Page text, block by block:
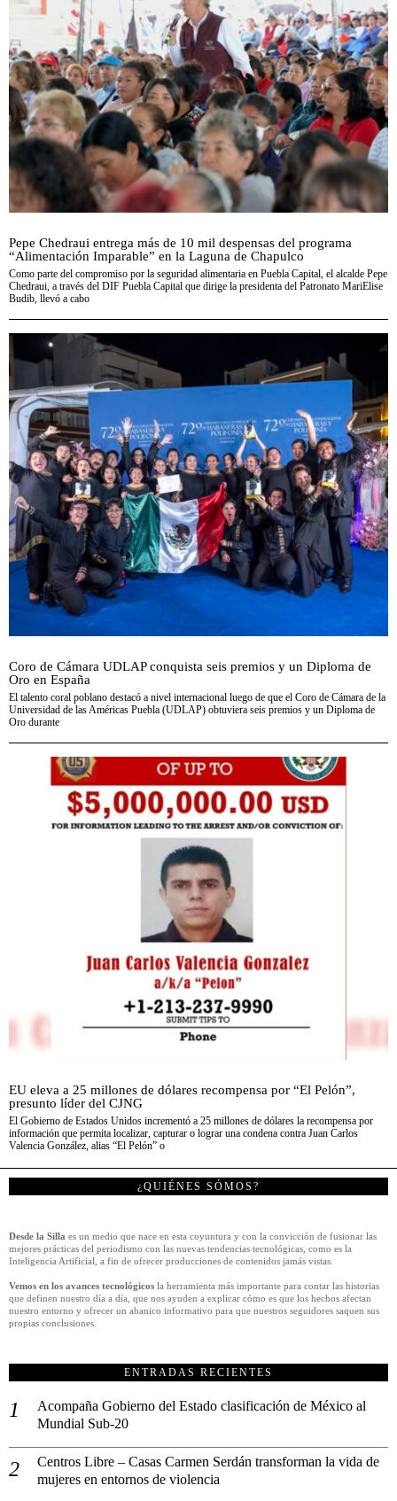
Pepe Chedraui entrega más de 10 mil despensas del programa
“Alimentación Imparable” en la Laguna de Chapulco
Como parte del compromiso por la seguridad alimentaria en Puebla Capital, el alcalde Pepe
Chedraui, a través del DIF Puebla Capital que dirige la presidenta del Patronato MariElise
Budib, llevó a cabo
Coro de Cámara UDLAP conquista seis premios y un Diploma de
Oro en España
El talento coral poblano destacó a nivel internacional luego de que el Coro de Cámara de la
Universidad de las Américas Puebla (UDLAP) obtuviera seis premios y un Diploma de
Oro durante
EU eleva a 25 millones de dólares recompensa por “El Pelón”,
presunto líder del CJNG
El Gobierno de Estados Unidos incrementó a 25 millones de dólares la recompensa por
información que permita localizar, capturar o lograr una condena contra Juan Carlos
Valencia González, alias “El Pelón” o
¿QUIÉNES SÓMOS?
Desde la Silla es un medio que nace en esta coyuntura y con la convicción de fusionar las
mejores prácticas del periodismo con las nuevas tendencias tecnológicas, como es la
Inteligencia Artificial, a fin de ofrecer producciones de contenidos jamás vistas.
Vemos en los avances tecnológicos la herramienta más importante para contar las historias
que definen nuestro día a día, que nos ayuden a explicar cómo es que los hechos afectan
nuestro entorno y ofrecer un abanico informativo para que nuestros seguidores saquen sus
propias conclusiones.
ENTRADAS RECIENTES
Acompaña Gobierno del Estado clasificación de México al
Mundial Sub-20
Centros Libre – Casas Carmen Serdán transforman la vida de
mujeres en entornos de violencia